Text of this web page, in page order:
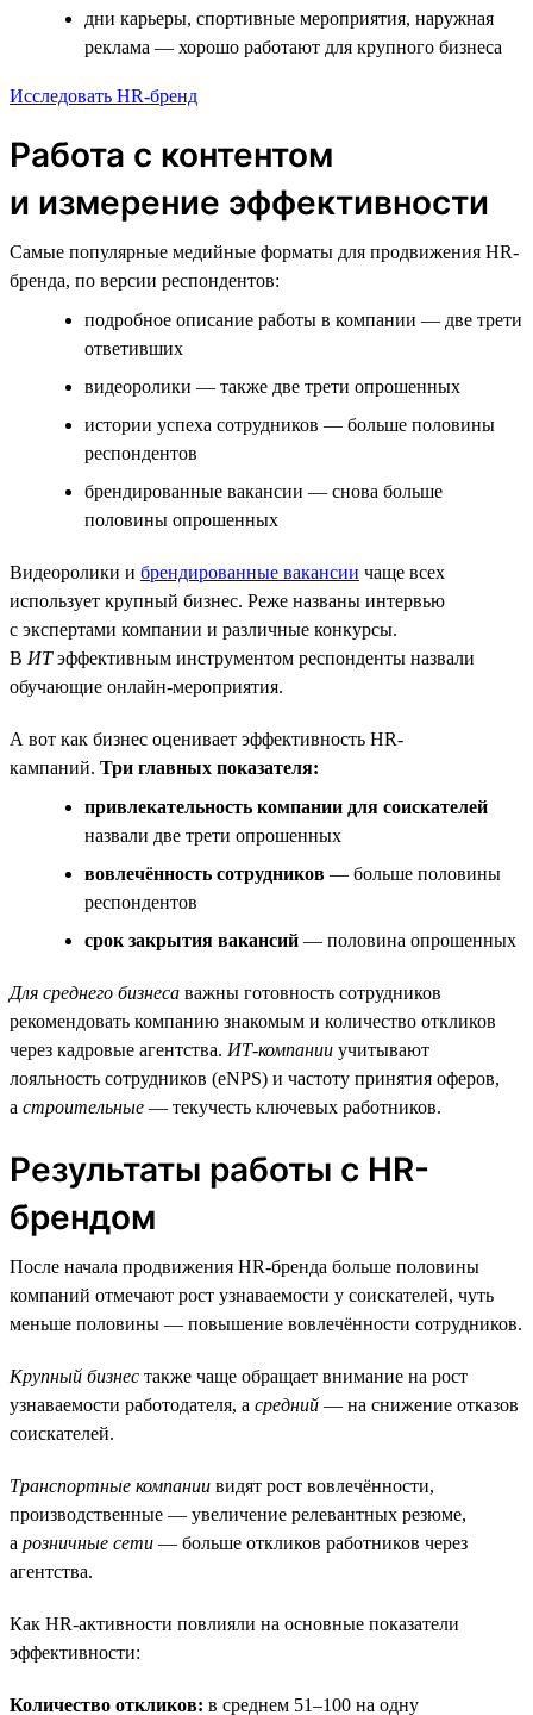
дни карьеры, спортивные мероприятия, наружная
реклама — хорошо работают для крупного бизнеса
Исследовать HR-бренд
Работа с контентом
и измерение эффективности
Самые популярные медийные форматы для продвижения HR-
бренда, по версии респондентов:
подробное описание работы в компании — две трети
ответивших
видеоролики — также две трети опрошенных
истории успеха сотрудников — больше половины
респондентов
брендированные вакансии — снова больше
половины опрошенных
Видеоролики и брендированные вакансии чаще всех
использует крупный бизнес. Реже названы интервью
с экспертами компании и различные конкурсы.
В ИТэффективным инструментом респонденты назвали
обучающие онлайн-мероприятия.
А вот как бизнес оценивает эффективность HR-
кампаний. Три главных показателя:
привлекательность компании для соискателей
назвали две трети опрошенных
вовлечённость сотрудников — больше половины
респондентов
срок закрытия вакансий — половина опрошенных
Для среднего бизнеса важны готовность сотрудников
рекомендовать компанию знакомым и количество откликов
через кадровые агентства. ИТ-компании учитывают
лояльность сотрудников (eNPS) и частоту принятия оферов,
а строительные — текучесть ключевых работников.
Результаты работы с HR-
брендом
После начала продвижения HR-бренда больше половины
компаний отмечают рост узнаваемости у соискателей, чуть
меньше половины — повышение вовлечённости сотрудников.
Крупный бизнес также чаще обращает внимание на рост
узнаваемости работодателя, а средний — на снижение отказов
соискателей.
Транспортные компании видят рост вовлечённости,
производственные — увеличение релевантных резюме,
а розничные сети — больше откликов работников через
агентства.
Как HR-активности повлияли на основные показатели
эффективности:
Количество откликов: в среднем 51–100 на одну